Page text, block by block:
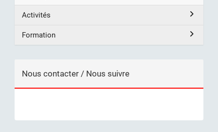
Activités
Formation
Nous contacter / Nous suivre